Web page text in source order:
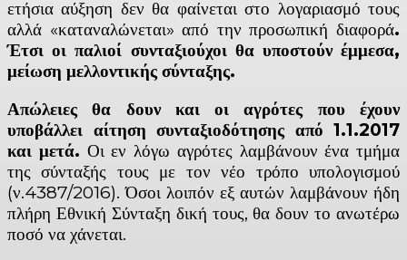
ετήσια αύξηση δεν θα φαίνεται στο λογαριασμό τους
αλλά «καταναλώνεται» από την προσωπική διαφορά.
Έτσι οι παλιοί συνταξιούχοι θα υποστούν έμμεσα,
μείωση μελλοντικής σύνταξης.
Απώλειες θα δουν και οι αγρότες που έχουν
υποβάλλει αίτηση συνταξιοδότησης από 1.1.2017
και μετά. Οι εν λόγω αγρότες λαμβάνουν ένα τμήμα
της σύνταξής τους με τον νέο τρόπο υπολογισμού
(ν.4387/2016). Όσοι λοιπόν εξ αυτών λαμβάνουν ήδη
πλήρη Εθνική Σύνταξη δική τους, θα δουν το ανωτέρω
ποσό να χάνεται.